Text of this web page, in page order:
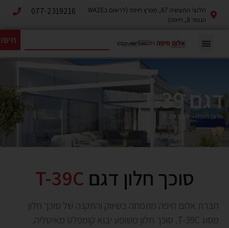
חלוצי התעשיה 67, מפרץ חיפה (לרשום בWAZE
הנופר 8, חיפה)
077-2319216
דגם T-39
אלום חיפה» דגם T-39
סוכך חלון דגם T-39C
חברת אלום חיפה מתמחה בשיווק והתקנה של סוכך חלון
מסוג T-39C. סוכך חלון משופע יבוא קומפלט מאיטליה.